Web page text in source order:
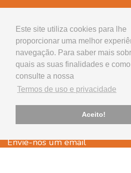
Este site utiliza cookies para lhe
proporcionar uma melhor
navegação. Para saber mais
quais as suas finalidades e
consulte a nossa
Termos de uso e privacidade
Aceito!
Conselhos úteis
Serviços
Equipamento
Tem alguma questão?
Telefone
(chamada para rede fixa nacional)
Envie-nos um email